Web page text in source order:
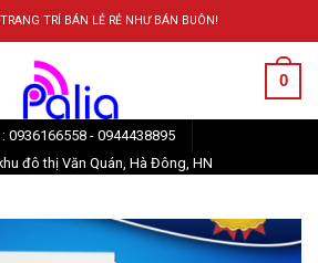
TRÍ BÁN LẺ RẺ NHƯ BÁN BUÔN!
0
0936166558 - 0944438895
đô thị Văn Quán, Hà Đông, HN